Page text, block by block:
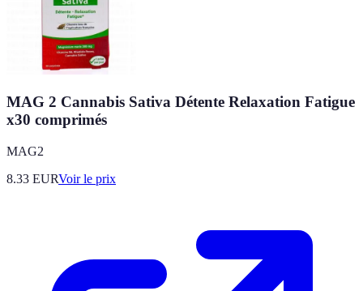
MAG 2 Cannabis Sativa Détente Relaxation Fatigue
x30 comprimés
MAG2
8.33 EURVoir le prix